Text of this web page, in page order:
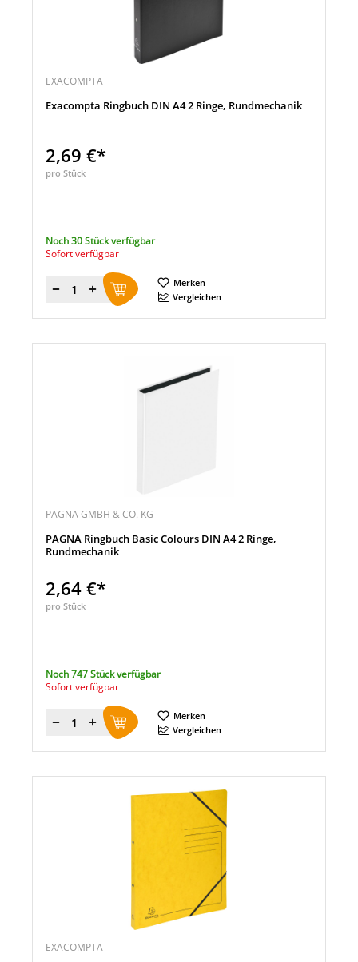
EXACOMPTA
Exacompta Ringbuch DIN A4 2 Ringe, Rundmechanik
2,69 €*
pro Stück
Noch 30 Stück verfügbar
Sofort verfügbar
Menge
Merken
Vergleichen
PAGNA GMBH & CO. KG
PAGNA Ringbuch Basic Colours DIN A4 2 Ringe,
Rundmechanik
2,64 €*
pro Stück
Noch 747 Stück verfügbar
Sofort verfügbar
Menge
Merken
Vergleichen
EXACOMPTA